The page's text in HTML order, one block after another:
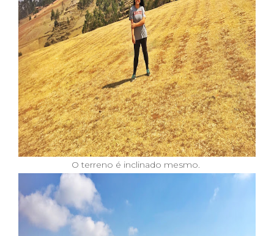
O terreno é inclinado mesmo.